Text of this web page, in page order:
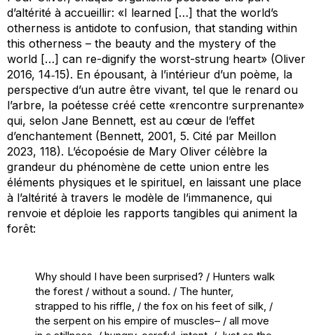
d’altérité à accueillir: «I learned […] that the world’s
otherness is antidote to confusion, that standing within
this otherness – the beauty and the mystery of the
world […] can re-dignify the worst-strung heart» (Oliver
2016, 14‑15). En épousant, à l’intérieur d’un poème, la
perspective d’un autre être vivant, tel que le renard ou
l’arbre, la poétesse créé cette «rencontre surprenante»
qui, selon Jane Bennett, est au cœur de l’effet
d’enchantement (Bennett, 2001, 5. Cité par Meillon
2023, 118). L’écopoésie de Mary Oliver célèbre la
grandeur du phénomène de cette union entre les
éléments physiques et le spirituel, en laissant une place
à l’altérité à travers le modèle de l’immanence, qui
renvoie et déploie les rapports tangibles qui animent la
forêt:
Why should I have been surprised? / Hunters walk
the forest / without a sound. / The hunter,
strapped to his riffle, / the fox on his feet of silk, /
the serpent on his empire of muscles– / all move